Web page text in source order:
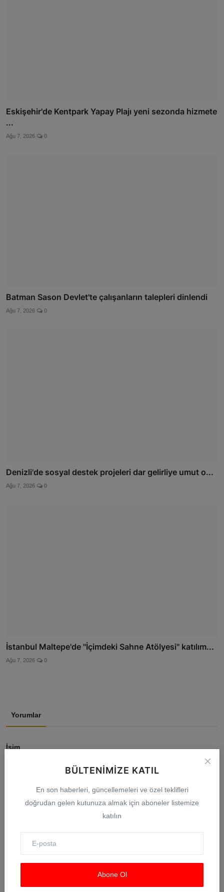
BÜLTENIMIZE KATIL
En son haberleri, güncellemeleri ve özel teklifleri
doğrudan gelen kutunuza almak için aboneler listemize
katılın
Abone Ol
Eskişehir'de Kentpark Yapay Plajı yeni sezonda hizmete
...
Ağu 7, 2026 0
Batman Sason Devlet'te çalışanların talepleri dinlendi
Ağu 7, 2026 0
Denizli'de sosyal destek projeleri dar gelirliye umut o...
Ağu 7, 2026 0
İstanbul Maltepe'de ''İçimdeki Sahne Atölyesi'' katılım...
Ağu 7, 2026 0
Yorumlar
İsim
Yorum